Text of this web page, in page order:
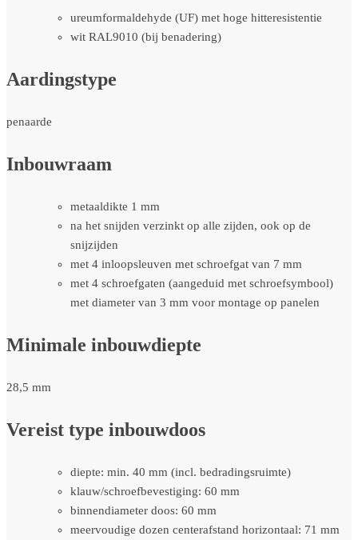
ureumformaldehyde (UF) met hoge hitteresistentie
wit RAL9010 (bij benadering)
Aardingstype
penaarde
Inbouwraam
metaaldikte 1 mm
na het snijden verzinkt op alle zijden, ook op de
snijzijden
met 4 inloopsleuven met schroefgat van 7 mm
met 4 schroefgaten (aangeduid met schroefsymbool)
met diameter van 3 mm voor montage op panelen
Minimale inbouwdiepte
28,5 mm
Vereist type inbouwdoos
diepte: min. 40 mm (incl. bedradingsruimte)
klauw/schroefbevestiging: 60 mm
binnendiameter doos: 60 mm
meervoudige dozen centerafstand horizontaal: 71 mm